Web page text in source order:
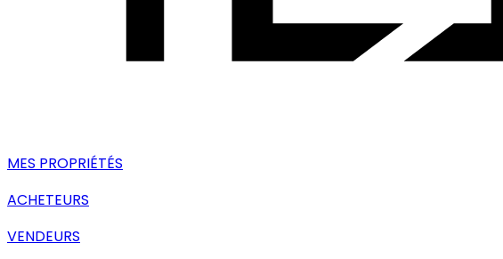
MES PROPRIÉTÉS
ACHETEURS
VENDEURS